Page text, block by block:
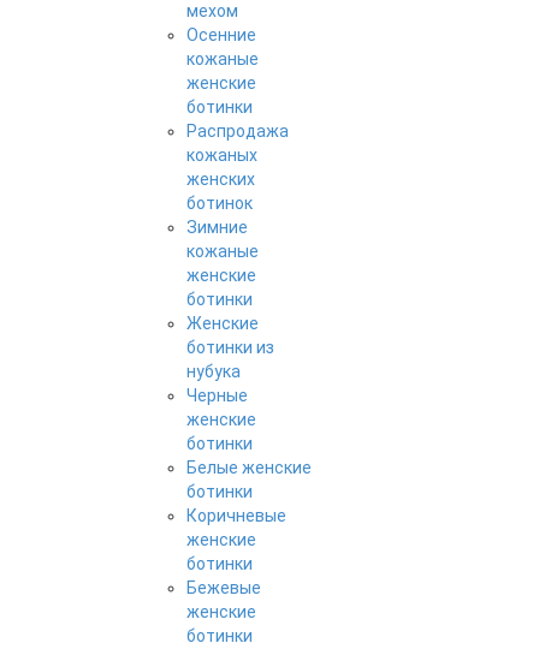
мехом
Осенние
кожаные
женские
ботинки
Распродажа
кожаных
женских
ботинок
Зимние
кожаные
женские
ботинки
Женские
ботинки из
нубука
Черные
женские
ботинки
Белые женские
ботинки
Коричневые
женские
ботинки
Бежевые
женские
ботинки